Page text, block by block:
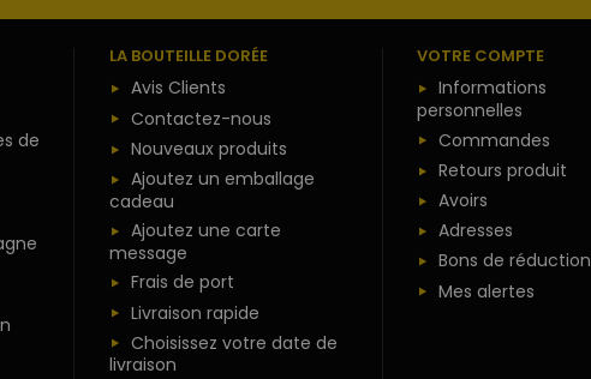
de
LA BOUTEILLE DORÉE
Avis Clients
Contactez-nous
Nouveaux produits
Ajoutez un emballage
cadeau
Ajoutez une carte
message
Frais de port
Livraison rapide
Choisissez votre date de
livraison
VOTRE COMPTE
Informations
personnelles
Commandes
Retours produit
Avoirs
Adresses
Bons de réduction
Mes alertes